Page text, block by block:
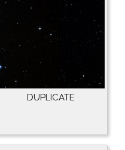
DUPLICATE